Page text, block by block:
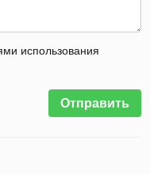
использования
Отправить